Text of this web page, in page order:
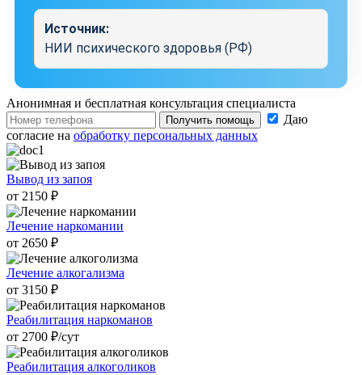
Источник:
НИИ психического здоровья (РФ)
Анонимная и бесплатная консультация специалиста
Получить помощь
Даю
согласие на обработку персональных данных
Вывод из запоя
от 2150 ₽
Лечение наркомании
от 2650 ₽
Лечение алкогализма
от 3150 ₽
Реабилитация наркоманов
от 2700 ₽/cут
Реабилитация алкоголиков